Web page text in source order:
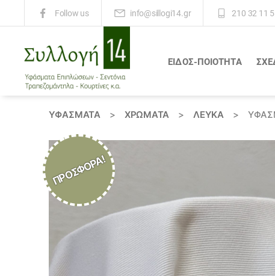
Follow us info@sillogi14.gr 210 32 11
ΕΙΔΟΣ-ΠΟΙΟΤΗΤΑ
ΥΦΆΣΜΑΤΑ > ΧΡΏΜΑΤΑ > ΛΕΥΚΑ >
ΠΡΟΣΦΟΡΆ!